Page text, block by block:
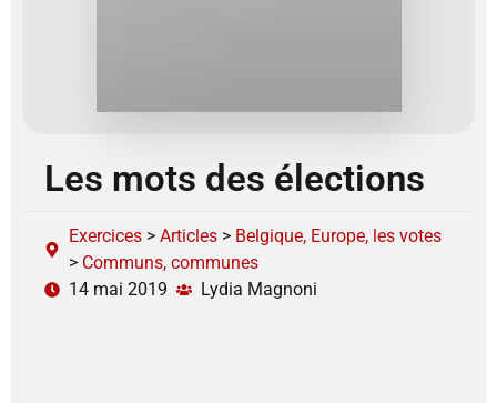
Les mots des élections
Exercices > Articles > Belgique, Europe, les votes
> Communs, communes
14 mai 2019
Lydia Magnoni